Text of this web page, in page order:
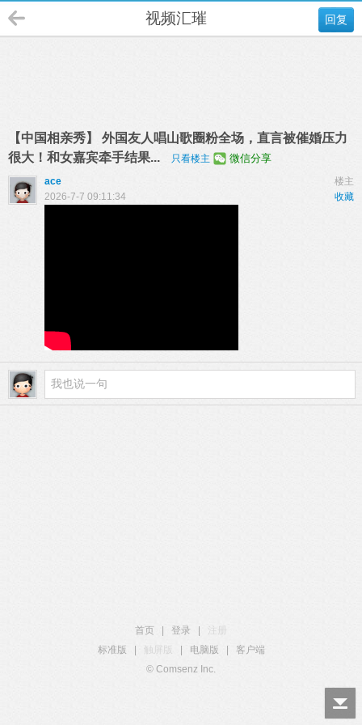
回复
视频汇璀
【中国相亲秀】 外国友人唱山歌圈粉全场，直言被催婚压力
很大！和女嘉宾牵手结果...
只看楼主 微信分享
楼主
ace
收藏
2026-7-7 09:11:34
首页 登录
注册
标准版
触屏版 电脑版
客户端
© Comsenz Inc.